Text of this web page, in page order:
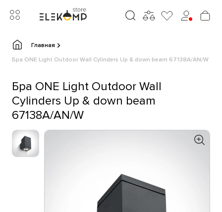
Главная
Бра ONE Light Outdoor Wall Cylinders Up & down beam 67138A/AN/W
Бра ONE Light Outdoor Wall
Cylinders Up & down beam
67138A/AN/W